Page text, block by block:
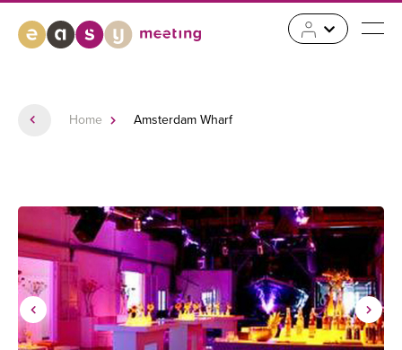
Home Amsterdam Wharf